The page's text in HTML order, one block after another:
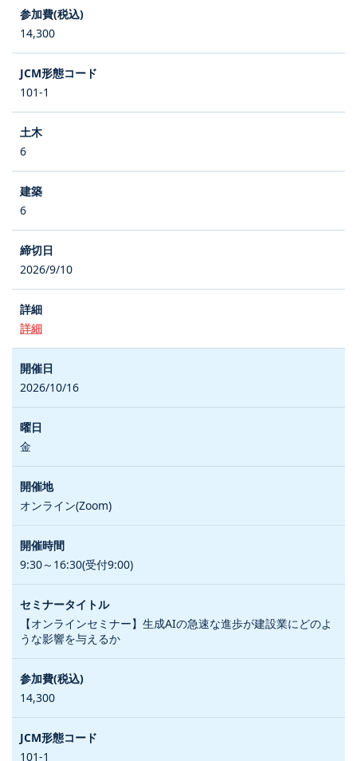
14,300
101-1
6
6
2026/9/10
詳細
2026/10/16
金
オンライン(Zoom)
9:30～16:30(受付9:00)
【オンラインセミナー】生成AIの急速な進歩が建設業にどのよ
うな影響を与えるか
14,300
101-1